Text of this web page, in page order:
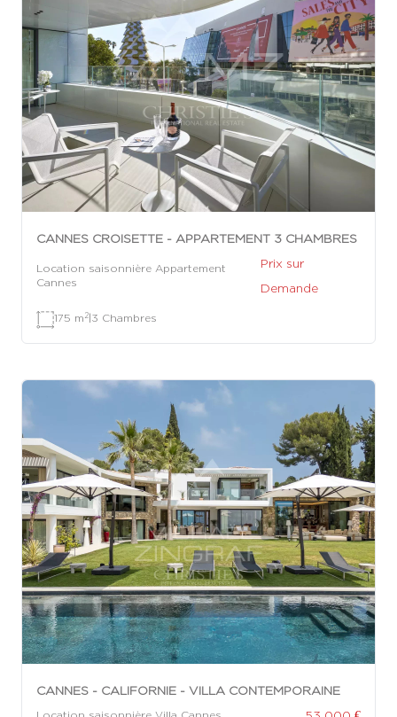
CANNES CROISETTE - APPARTEMENT 3 CHAMBRES
Location saisonnière Appartement
Cannes
Prix sur
Demande
175 m 2|3 Chambres
CANNES - CALIFORNIE - VILLA CONTEMPORAINE